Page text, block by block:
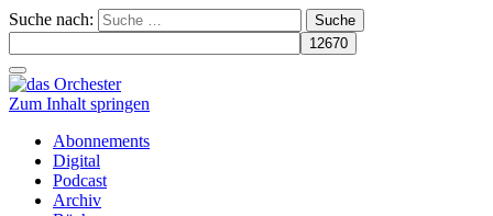
Suche nach:
Schalte
Navigation
Zum Inhalt springen
Abonnements
Digital
Podcast
Archiv